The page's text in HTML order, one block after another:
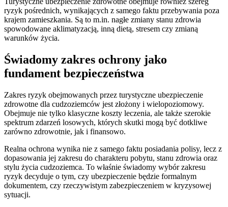
ryzyk pośrednich, wynikających z samego faktu przebywania poza
krajem zamieszkania. Są to m.in. nagłe zmiany stanu zdrowia
spowodowane aklimatyzacją, inną dietą, stresem czy zmianą
warunków życia.
Świadomy zakres ochrony jako
fundament bezpieczeństwa
Zakres ryzyk obejmowanych przez turystyczne ubezpieczenie
zdrowotne dla cudzoziemców jest złożony i wielopoziomowy.
Obejmuje nie tylko klasyczne koszty leczenia, ale także szerokie
spektrum zdarzeń losowych, których skutki mogą być dotkliwe
zarówno zdrowotnie, jak i finansowo.
Realna ochrona wynika nie z samego faktu posiadania polisy, lecz z
dopasowania jej zakresu do charakteru pobytu, stanu zdrowia oraz
stylu życia cudzoziemca. To właśnie świadomy wybór zakresu
ryzyk decyduje o tym, czy ubezpieczenie będzie formalnym
dokumentem, czy rzeczywistym zabezpieczeniem w kryzysowej
sytuacji.